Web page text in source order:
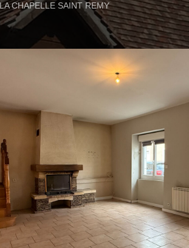
CHAPELLE SAINT REMY